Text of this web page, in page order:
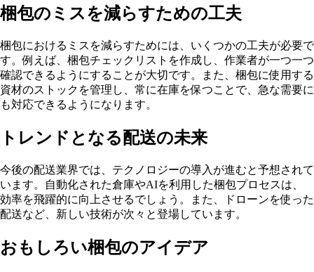
梱包のミスを減らすための工夫
梱包におけるミスを減らすためには、いくつかの工夫が必要で
す。例えば、梱包チェックリストを作成し、作業者が一つ一つ
確認できるようにすることが大切です。また、梱包に使用する
資材のストックを管理し、常に在庫を保つことで、急な需要に
も対応できるようになります。
トレンドとなる配送の未来
今後の配送業界では、テクノロジーの導入が進むと予想されて
います。自動化された倉庫やAIを利用した梱包プロセスは、
効率を飛躍的に向上させるでしょう。また、ドローンを使った
配送など、新しい技術が次々と登場しています。
おもしろい梱包のアイデア